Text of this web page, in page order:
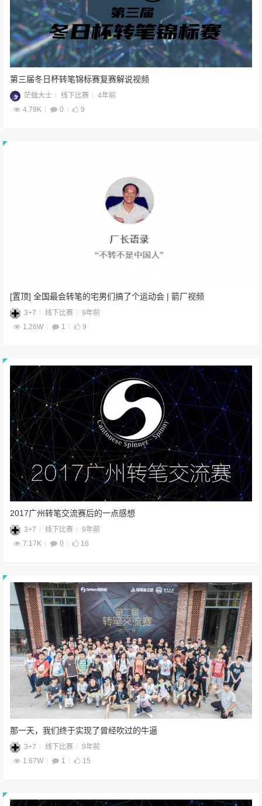
第三届冬日杯转笔锦标赛复赛解说视频
茫蛖大士 线下比赛
4年前
4.79K
0 9
[置顶] 全国最会转笔的宅男们搞了个运动会 | 箭厂视频
3+7 线下比赛
9年前
1.26W
1 9
2017广州转笔交流赛后的一点感想
3+7 线下比赛
9年前
7.17K
0 16
那一天，我们终于实现了曾经吹过的牛逼
3+7 线下比赛
9年前
1.67W
1 15